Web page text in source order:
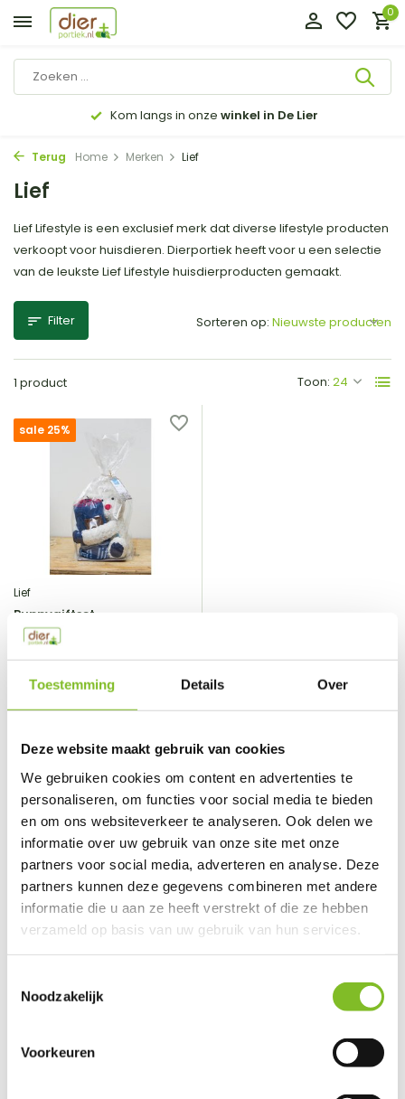
Toestemming Details Over
Deze website maakt gebruik van cookies
We gebruiken cookies om content en advertenties te
personaliseren, om functies voor social media te bieden
en om ons websiteverkeer te analyseren. Ook delen we
informatie over uw gebruik van onze site met onze
partners voor social media, adverteren en analyse. Deze
partners kunnen deze gegevens combineren met andere
informatie die u aan ze heeft verstrekt of die ze hebben
verzameld op basis van uw gebruik van hun services.
Noodzakelijk
Voorkeuren
0
Kom langs in onze winkel in De Lier
Terug Home Merken Lief
Lief
Lief Lifestyle is een exclusief merk dat diverse lifestyle producten
verkoopt voor huisdieren. Dierportiek heeft voor u een selectie
van de leukste Lief Lifestyle huisdierproducten gemaakt.
Filter
1 product Toon:
Sorteren op:
sale 25%
Lief
Puppygiftset
Vergelijk
Lief Knuffel en Fleecek...
€19,95 €14,95
Lief
Lief Lifestyle is een exclusief merk dat diverse lifestyle producten
verkoopt voor huisdieren.
Dierportiek heeft voor u een selectie van de leukste Lief Lifestyle
huisdierproducten gemaakt.